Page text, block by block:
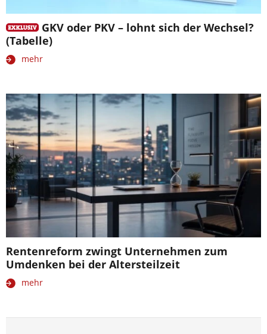
GKV oder PKV – lohnt sich der Wechsel?
(Tabelle)
mehr
Rentenreform zwingt Unternehmen zum
Umdenken bei der Altersteilzeit
mehr